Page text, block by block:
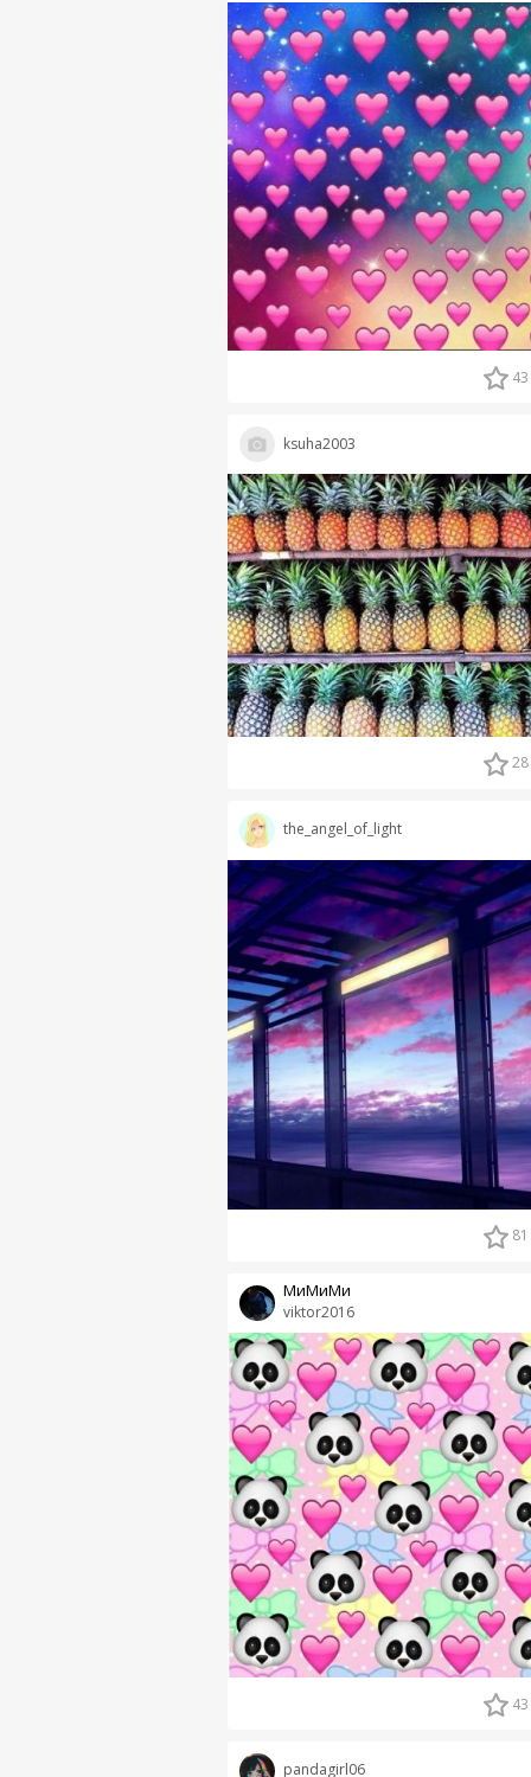
43
ksuha2003
28
the_angel_of_light
81
viktor2016
МиМиМи
43
pandagirl06